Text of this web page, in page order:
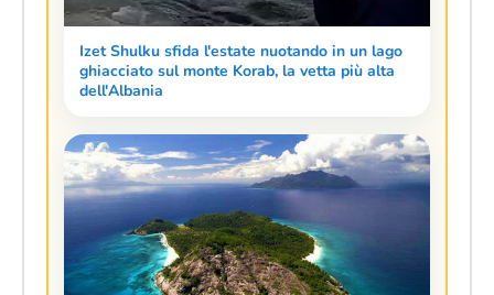
Izet Shulku sfida l'estate nuotando in un lago
ghiacciato sul monte Korab, la vetta più alta
dell'Albania